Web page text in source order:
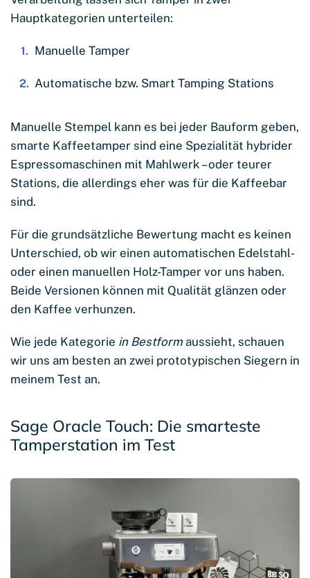
Hauptkategorien unterteilen:
Manuelle Tamper
Automatische bzw. Smart Tamping Stations
Manuelle Stempel kann es bei jeder Bauform geben,
smarte Kaffeetamper sind eine Spezialität hybrider
Espressomaschinen mit Mahlwerk – oder teurer
Stations, die allerdings eher was für die Kaffeebar
sind.
Für die grundsätzliche Bewertung macht es keinen
Unterschied, ob wir einen automatischen Edelstahl-
oder einen manuellen Holz-Tamper vor uns haben.
Beide Versionen können mit Qualität glänzen oder
den Kaffee verhunzen.
Wie jede Kategorie in Bestformaussieht, schauen
wir uns am besten an zwei prototypischen Siegern in
meinem Test an.
Sage Oracle Touch: Die smarteste
Tamperstation im Test